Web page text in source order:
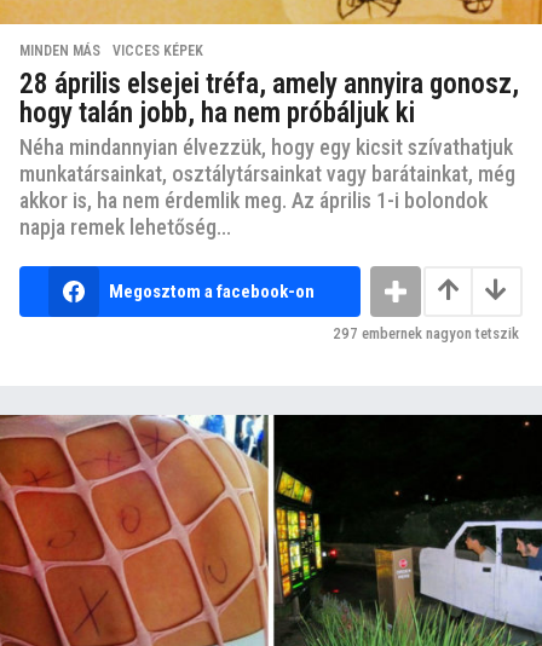
MINDEN MÁS ,VICCES KÉPEK
28 április elsejei tréfa, amely annyira gonosz,
hogy talán jobb, ha nem próbáljuk ki
Néha mindannyian élvezzük, hogy egy kicsit szívathatjuk
munkatársainkat, osztálytársainkat vagy barátainkat, még
akkor is, ha nem érdemlik meg. Az április 1-i bolondok
napja remek lehetőség...
Megosztom a facebook-on
297 embernek nagyon tetszik